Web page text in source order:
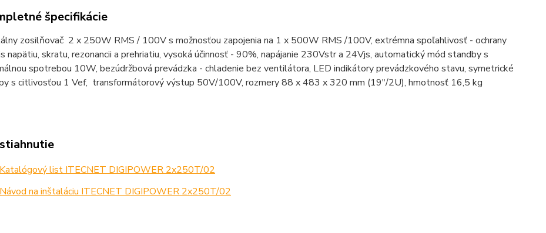
špecifikácie
zosilňovač 2 x 250W RMS / 100V s možnosťou zapojenia na 1 x 500W RMS /100V, extrémna spoľahlivosť - ochrany
napätiu, skratu, rezonancii a prehriatiu, vysoká účinnosť - 90%, napájanie 230Vstr a 24Vjs, automatický mód standby s
spotrebou 10W, bezúdržbová prevádzka - chladenie bez ventilátora, LED indikátory prevádzkového stavu, symetrické
s citlivosťou 1 Vef, transformátorový výstup 50V/100V, rozmery 88 x 483 x 320 mm (19"/2U), hmotnosť 16,5 kg
Katalógový list ITECNET DIGIPOWER 2x250T/02
Návod na inštaláciu ITECNET DIGIPOWER 2x250T/02